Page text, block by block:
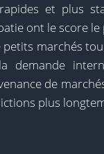
et plus
ont le score
marchés
demande
de
plus